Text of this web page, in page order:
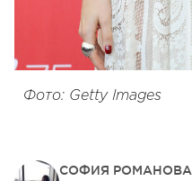
Фото: Getty Images
СОФИЯ РОМАНОВА